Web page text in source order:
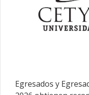
Egresados y